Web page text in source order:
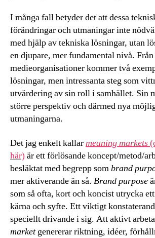
I många fall betyder det att dessa
förändringar och utmaningar inte
med hjälp av tekniska lösningar, utan
en djupare, mer fundamental nivå.
medieorganisationer kommer två
lösningar, men intressanta steg som
utvärdering av sin roll i samhället. Sin
större perspektiv och därmed nya
utmaningarna.
Det jag enkelt kallarmeaning markets
här)är ett förlösande koncept/metod/
besläktat med begrepp sombrand
mer aktiverande än så. Brand purpose
som så ofta, kort och koncist utrycka
kärna och syfte. Ett viktigt
speciellt drivande i sig. Att aktivt
marketgenererar riktning, idéer,